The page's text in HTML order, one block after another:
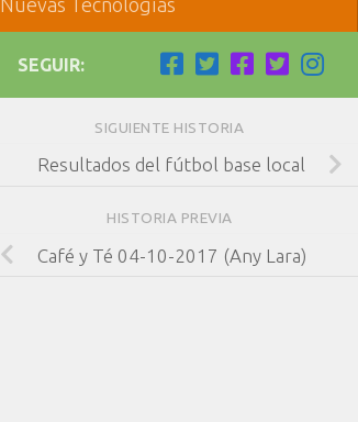
Nuevas Tecnologías
SEGUIR:
SIGUIENTE HISTORIA
Resultados del fútbol base local
HISTORIA PREVIA
Café y Té 04-10-2017 (Any Lara)